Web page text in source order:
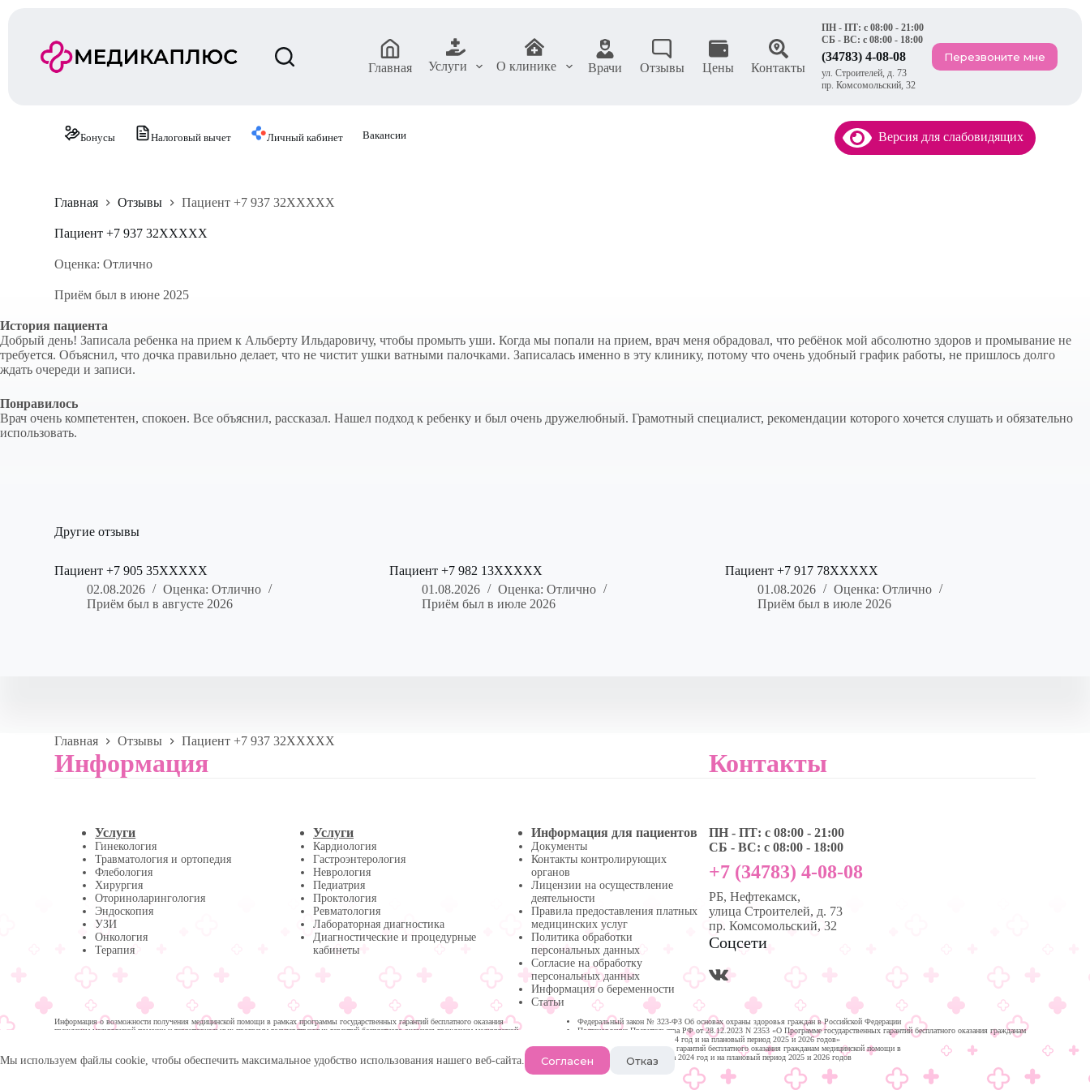
Мы используем файлы cookie, чтобы обеспечить максимальное удобство использования нашего веб-сайта. Согласен Отказ
Главная Услуги О клинике Врачи Отзывы Цены Контакты
ПН - ПТ: с 08:00 - 21:00
СБ - ВС: с 08:00 - 18:00
(34783) 4-08-08
ул. Строителей, д. 73
пр. Комсомольский, 32
Перезвоните мне
Бонусы Налоговый вычет Личный кабинет Вакансии Версия для слабовидящих
Главная Отзывы Пациент +7 937 32XXXXX
Пациент +7 937 32XXXXX
Оценка: Отлично
Приём был в июне 2025
История пациента
Добрый день! Записала ребенка на прием к Альберту Ильдаровичу, чтобы промыть уши. Когда мы попали на прием, врач меня обрадовал, что ребёнок мой абсолютно здоров и промывание не
требуется. Объяснил, что дочка правильно делает, что не чистит ушки ватными палочками. Записалась именно в эту клинику, потому что очень удобный график работы, не пришлось долго
ждать очереди и записи.
Понравилось
Врач очень компетентен, спокоен. Все объяснил, рассказал. Нашел подход к ребенку и был очень дружелюбный. Грамотный специалист, рекомендации которого хочется слушать и обязательно
использовать.
Другие отзывы
Пациент +7 905 35XXXXX
02.08.2026
Оценка: Отлично
Приём был в августе 2026
Пациент +7 982 13XXXXX
01.08.2026
Оценка: Отлично
Приём был в июле 2026
Пациент +7 917 78XXXXX
01.08.2026
Оценка: Отлично
Приём был в июле 2026
Главная Отзывы Пациент +7 937 32XXXXX
Информация
Услуги
Гинекология
Травматология и ортопедия
Флебология
Хирургия
Оториноларингология
Эндоскопия
УЗИ
Онкология
Терапия
Услуги
Кардиология
Гастроэнтерология
Неврология
Педиатрия
Проктология
Ревматология
Лабораторная диагностика
Диагностические и процедурные
кабинеты
Информация для пациентов
Документы
Контакты контролирующих
органов
Лицензии на осуществление
деятельности
Правила предоставления платных
медицинских услуг
Политика обработки
персональных данных
Согласие на обработку
персональных данных
Информация о беременности
Статьи
Контакты
ПН - ПТ: с 08:00 - 21:00
СБ - ВС: с 08:00 - 18:00
+7 (34783) 4-08-08
РБ, Нефтекамск,
улица Строителей, д. 73
пр. Комсомольский, 32
Соцсети
Информация о возможности получения медицинской помощи в рамках программы государственных гарантий бесплатного оказания
гражданам медицинской помощи и территориальных программ государственных гарантий бесплатного оказания гражданам медицинской
Федеральный закон № 323-ФЗ Об основах охраны здоровья граждан в Российской Федерации
Постановление Правительства РФ от 28.12.2023 N 2353 «О Программе государственных гарантий бесплатного оказания гражданам
медицинской помощи на 2024 год и на плановый период 2025 и 2026 годов»
Программа государственных гарантий бесплатного оказания гражданам медицинской помощи в
Республике Башкортостан на 2024 год и на плановый период 2025 и 2026 годов
© 2026 - Медика Плюс
| Многопрофильная клиника в Нефтекамске.